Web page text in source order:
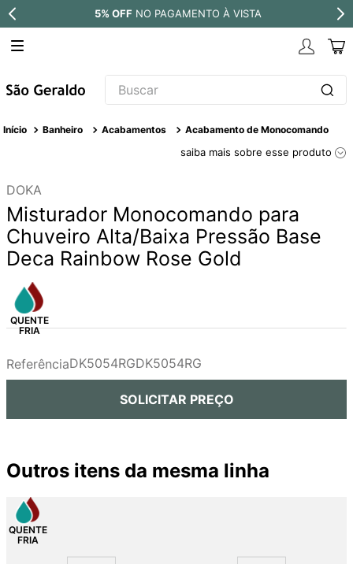
NO PAGAMENTO À VISTA
Buscar
Banheiro Acabamentos Acabamento de Monocomando
saiba mais sobre esse produto
DOKA
Misturador Monocomando para
Chuveiro Alta/Baixa Pressão Base
Deca Rainbow Rose Gold
ReferênciaDK5054RGDK5054RG
SOLICITAR PREÇO
Outros itens da mesma linha
TERMOS MAIS BUSCADOS
4 º
atlas
5º
red gold
6º
7º
8º
9º
cobre escovado
grafite escovado